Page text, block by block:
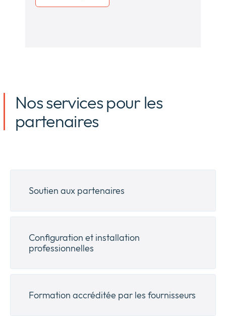
Nos services pour les
partenaires
Soutien aux partenaires
Configuration et installation
professionnelles
Formation accréditée par les fournisseurs